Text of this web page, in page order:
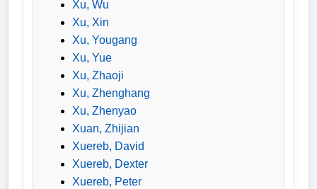
Xu, Wu
Xu, Xin
Xu, Yougang
Xu, Yue
Xu, Zhaoji
Xu, Zhenghang
Xu, Zhenyao
Xuan, Zhijian
Xuereb, David
Xuereb, Dexter
Xuereb, Peter